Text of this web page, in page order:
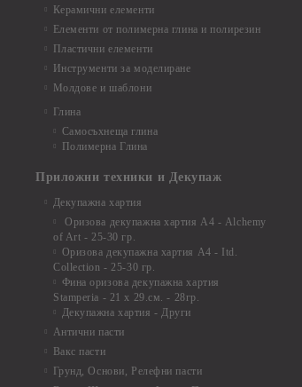
Керамични елементи
Елементи от полимерна глина и полирезин
Пластични елементи
Инструменти за моделиране
Молдове и шаблони
Глина
Самосъхнеща глина
Полимерна Глина
Приложни техники и Декупаж
Декупажна хартия
Оризова декупажна хартия А4 - Alchemy
of Art - 25-30 гр.
Оризова декупажна хартия А4 - Itd.
Collection - 25-30 гр.
Фина оризова декупажна хартия
Stamperia - 21 х 29.см. - 28гр.
Декупажна хартия - Други
Антични пасти
Вакс пасти
Грунд, Основи, Релефни пасти